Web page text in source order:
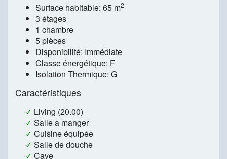
Surface habitable: 65 m2
3 étages
1 chambre
5 pièces
Disponibilité: Immédiate
Classe énergétique: F
Isolation Thermique: G
Caractéristiques
✓ Living (20.00)
✓ Salle a manger
✓ Cuisine équipée
✓ Salle de douche
✓ Cave